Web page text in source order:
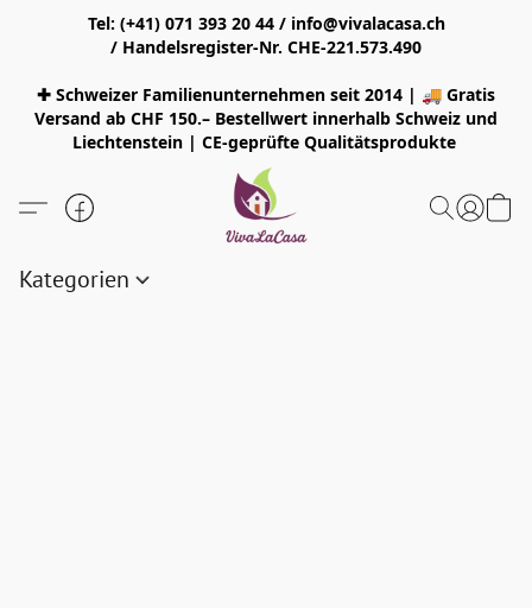
Tel: (+41) 071 393 20 44 / info@vivalacasa.ch
/ Handelsregister-Nr. CHE-221.573.490
✚ Schweizer Familienunternehmen seit 2014 | 🚚 Gratis
Versand ab CHF 150.– Bestellwert innerhalb Schweiz und
Liechtenstein | CE-geprüfte Qualitätsprodukte
Kategorien